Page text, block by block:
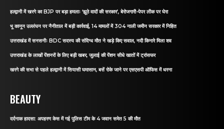
हल्द्वानी में खरगे का BJP पर बड़ा हमलाः ‘झूठे वादों की सरकार’, बेरोजगारी-पेपर लीक पर घेरा
भू कानून उल्लंघन पर नैनीताल में बड़ी कार्रवाई, 14 मामलों में 304 नाली जमीन सरकार में निहित
उत्तराखंड में सनसनीः BDC सदस्य की संदिग्ध मौत ने खड़े किए सवाल, नदी किनारे मिला शव
उत्तराखंड के लाखों पेंशनरों के लिए बड़ी खबर, जुलाई की पेंशन सीधे खातों में ट्रांसफर
खरगे की सभा से पहले हल्द्वानी में सियासी घमासान, बसें रोके जाने पर एसएसपी ऑफिस में धरना
BEAUTY
दर्दनाक हादसा: अपहरण केस में गई पुलिस टीम के 4 जवान समेत 5 की मौत